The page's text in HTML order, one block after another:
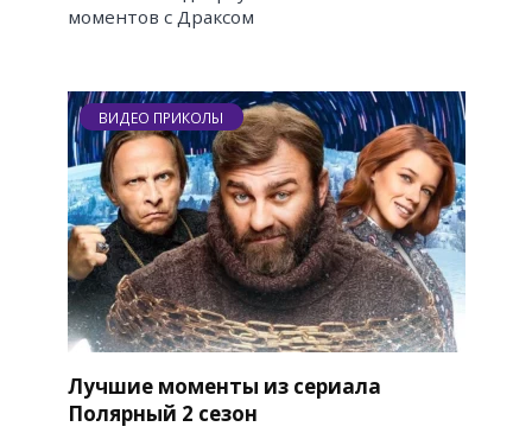
моментов с Драксом
ВИДЕО ПРИКОЛЫ
Лучшие моменты из сериала
Полярный 2 сезон